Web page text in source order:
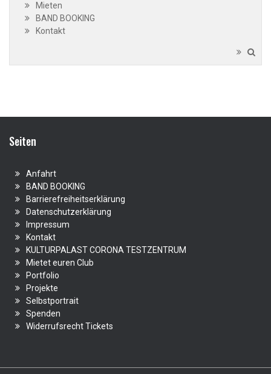
Mieten
BAND BOOKING
Kontakt
Seiten
Anfahrt
BAND BOOKING
Barrierefreiheitserklärung
Datenschutzerklärung
Impressum
Kontakt
KULTURPALAST CORONA TESTZENTRUM
Mietet euren Club
Portfolio
Projekte
Selbstportrait
Spenden
Widerrufsrecht Tickets